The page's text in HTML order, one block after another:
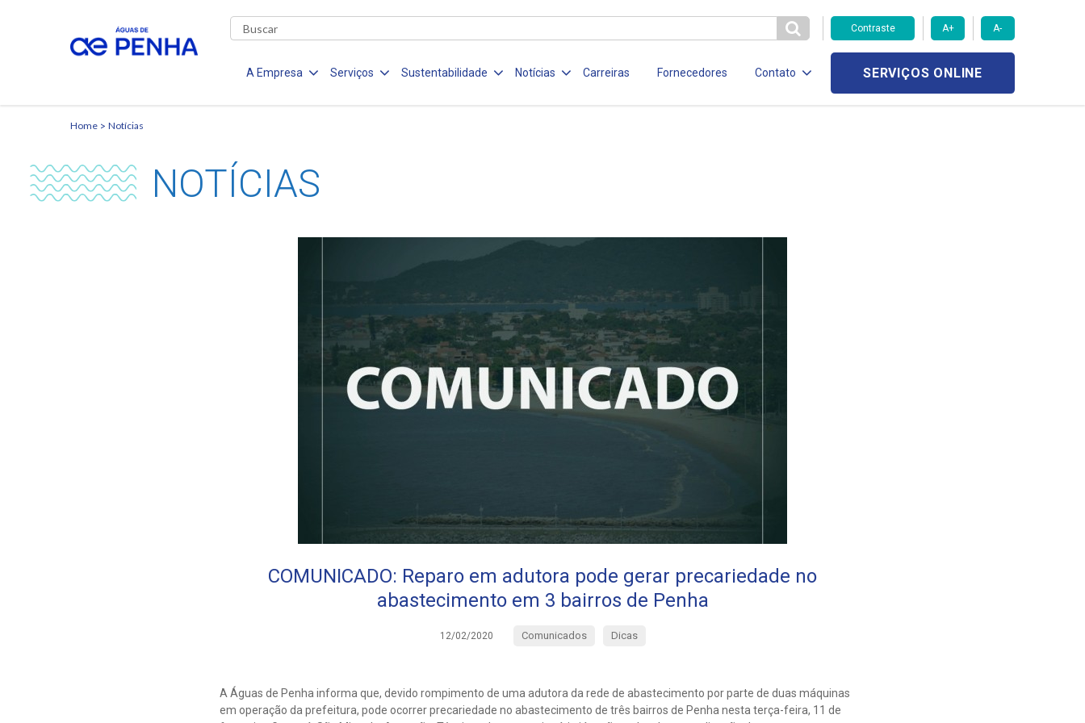
Contraste A+ A-
A Empresa Serviços Sustentabilidade Notícias Carreiras Fornecedores Contato SERVIÇOS ONLINE
Home Notícias
NOTÍCIAS
COMUNICADO: Reparo em adutora pode gerar precariedade no
abastecimento em 3 bairros de Penha
12/02/2020 Comunicados Dicas
A Águas de Penha informa que, devido rompimento de uma adutora da rede de abastecimento por parte de duas máquinas
em operação da prefeitura, pode ocorrer precariedade no abastecimento de três bairros de Penha nesta terça-feira, 11 de